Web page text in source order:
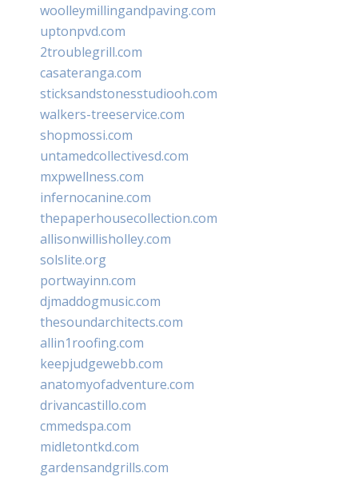
woolleymillingandpaving.com
uptonpvd.com
2troublegrill.com
casateranga.com
sticksandstonesstudiooh.com
walkers-treeservice.com
shopmossi.com
untamedcollectivesd.com
mxpwellness.com
infernocanine.com
thepaperhousecollection.com
allisonwillisholley.com
solslite.org
portwayinn.com
djmaddogmusic.com
thesoundarchitects.com
allin1roofing.com
keepjudgewebb.com
anatomyofadventure.com
drivancastillo.com
cmmedspa.com
midletontkd.com
gardensandgrills.com